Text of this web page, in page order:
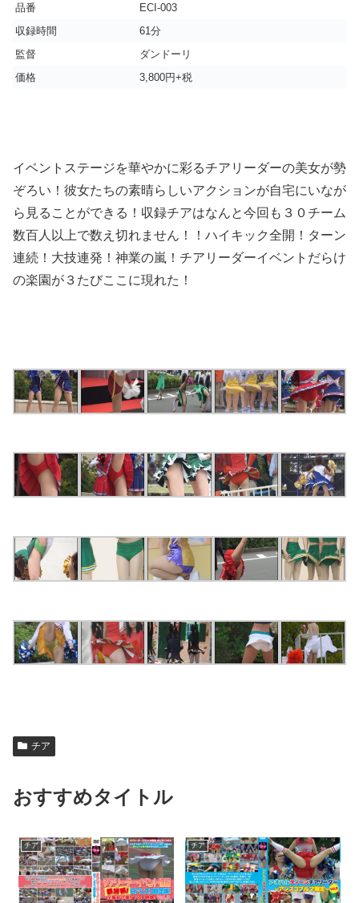
品番
ECI-003
収録時間
61分
監督
ダンドーリ
価格
3,800円+税
イベントステージを華やかに彩るチアリーダーの美女が勢
ぞろい！彼女たちの素晴らしいアクションが自宅にいなが
ら見ることができる！収録チアはなんと今回も３０チーム
数百人以上で数え切れません！！ハイキック全開！ターン
連続！大技連発！神業の嵐！チアリーダーイベントだらけ
の楽園が３たびここに現れた！
チア
おすすめタイトル
チア チア